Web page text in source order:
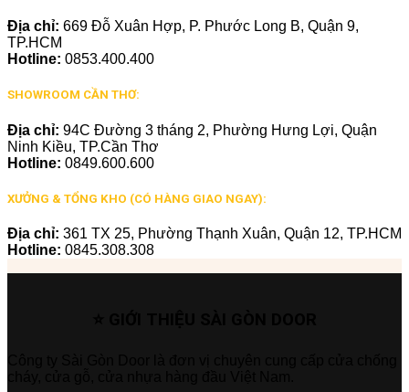
Địa chỉ: 669 Đỗ Xuân Hợp, P. Phước Long B, Quận 9,
TP.HCM
Hotline: 0853.400.400
SHOWROOM CẦN THƠ:
Địa chỉ: 94C Đường 3 tháng 2, Phường Hưng Lợi, Quận
Ninh Kiều, TP.Cần Thơ
Hotline: 0849.600.600
XƯỞNG & TỔNG KHO (CÓ HÀNG GIAO NGAY):
Địa chỉ: 361 TX 25, Phường Thạnh Xuân, Quận 12, TP.HCM
Hotline: 0845.308.308